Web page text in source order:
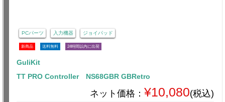
PCパーツ 入力機器 ジョイパッド
新商品 送料無料 24時間以内に出荷
GuliKit
TT PRO Controller NS68GBR GBRetro
ネット価格： ¥10,080(税込)